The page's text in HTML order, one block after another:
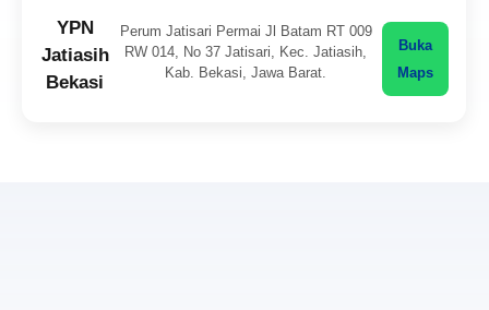
YPN
Jatiasih
Bekasi
Perum Jatisari Permai Jl Batam RT 009
RW 014, No 37 Jatisari, Kec. Jatiasih,
Kab. Bekasi, Jawa Barat.
Buka
Maps